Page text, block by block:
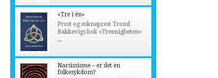
«Tre i én»
Prost og sokneprest Trond
Bakkevigs bok «Treenigheten»
...
Narsissisme – er det en
folkesykdom?